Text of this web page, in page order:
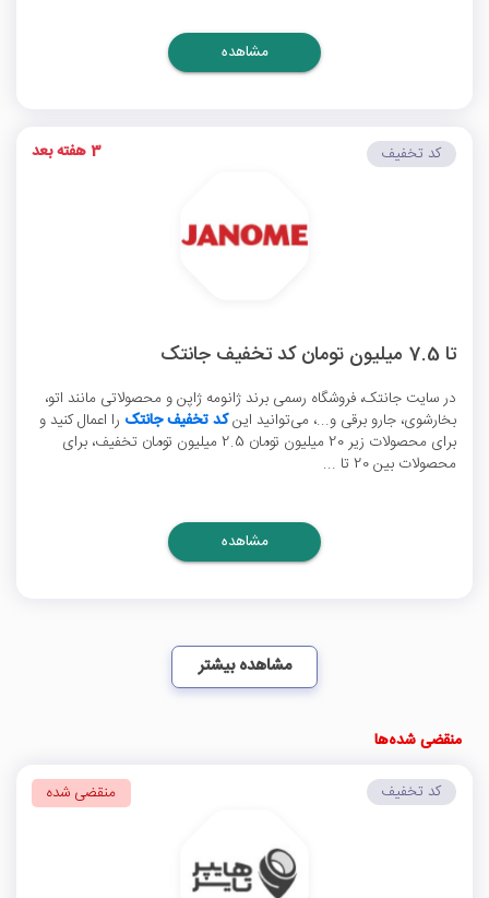
مشاهده
تا 7.5 میلیون تومان کد تخفیف جانتک
در سایت جانتک، فروشگاه رسمی برند ژانومه ژاپن و محصولاتی مانند اتو،
بخارشوی، جارو برقی و...، می‌توانید اینکد تخفیف جانتک را اعمال کنید و
برای محصولات زیر 20 میلیون تومان 2.5 میلیون تومان تخفیف، برای
محصولات بین 20 تا ...
کد تخفیف 3 هفته بعد
مشاهده
مشاهده بیشتر
منقضی شده‌ها
کد تخفیف منقضی شده